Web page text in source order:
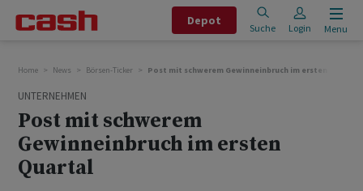
Depot
Suche Login Menu
Home News Börsen-Ticker Post mit schwerem Gewinneinbruch im ersten Quartal
UNTERNEHMEN
Post mit schwerem
Gewinneinbruch im ersten
Quartal